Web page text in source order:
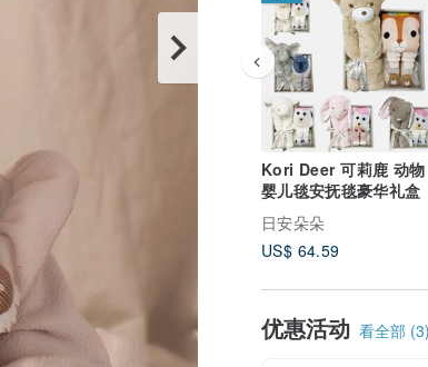
Kori Deer 可莉鹿 动物
婴儿毯安抚毯豪华礼盒
日安朵朵
US$ 64.59
优惠活动 看全部 (3)